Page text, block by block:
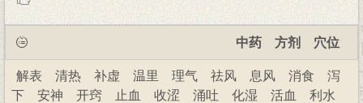
穴位
方剂
中药
解表 清热 补虚 温里 理气 祛风 息风 消食
泻
下
安神 开窍 止血 收涩 涌吐 化湿 活血
利水